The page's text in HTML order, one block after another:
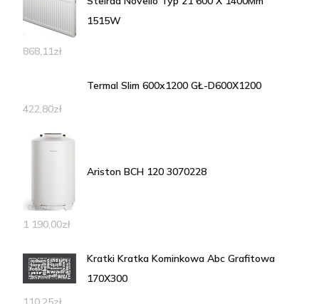
1515W
868,11zł
Termal Slim 600x1200 GŁ-D600X1200
422,80zł
Ariston BCH 120 3070228
1 190,00zł
Kratki Kratka Kominkowa Abc Grafitowa
170X300